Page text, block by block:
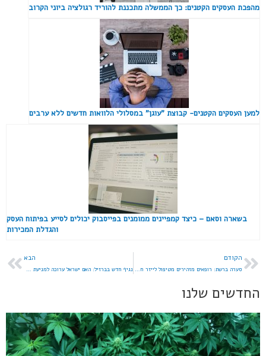
מהפכת העסקים הקטנים: כך הממשלה מתכננת להוריד רגולציה ביוני הקרוב
למען העסקים הקטנים- קבוצת "עוגן" במסלולי הלוואות חדשים ללא ערבים
בשארה וסאם – כיצד קמפיינים ממומנים בפייסבוק יכולים לסייע בפיתוח העסק
והגדלת המכירות
הקודם
סערה ברשת: רופאים מזהירים מטיפול לייזר חדש שצובר תאוצה בטיקטוק
הבא
נגיף חדש בברזיל: האם ישראל ערוכה למניעת התפרצות?
החדשים שלנו